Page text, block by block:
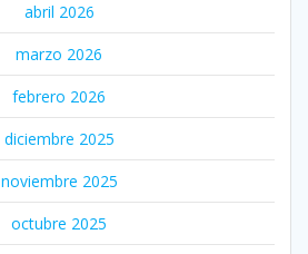
abril 2026
marzo 2026
febrero 2026
diciembre 2025
noviembre 2025
octubre 2025